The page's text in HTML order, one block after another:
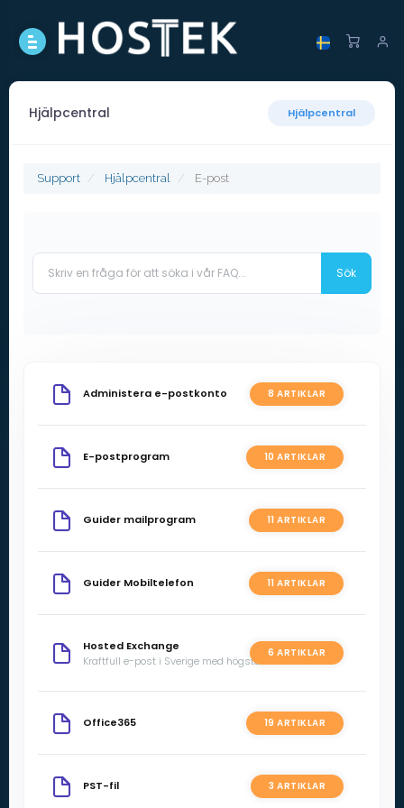
Hjälpcentral Hjälpcentral
Support Hjälpcentral E-post
Administera e-postkonto 8 ARTIKLAR
E-postprogram 10 ARTIKLAR
Guider mailprogram 11 ARTIKLAR
Guider Mobiltelefon 11 ARTIKLAR
Hosted Exchange 6 ARTIKLAR
Kraftfull e-post i Sverige med högsta säkerhet
Office365 19 ARTIKLAR
PST-fil 3 ARTIKLAR